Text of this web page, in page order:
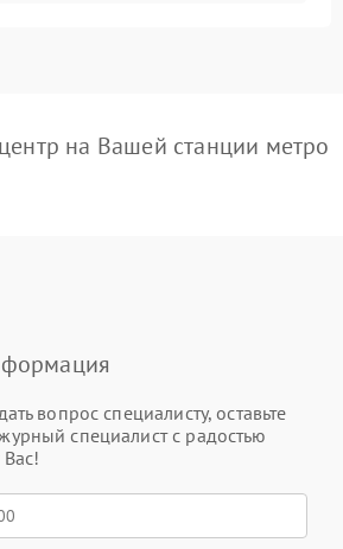
на Вашей станции метро
вопрос специалисту, оставьте
специалист с радостью
Вас!